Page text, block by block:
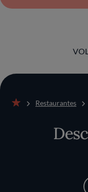
Restaurantes